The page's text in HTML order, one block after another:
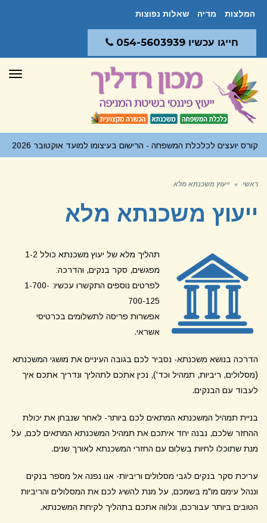
המלצות מדיה שאלות נפוצות
חייגו עכשיו 054-5603939
קורס יועצים לכלכלת המשפחה - הרישום בעיצומו למועד אוקטובר 2026
ראשי » ייעוץ משכנתא מלא
ייעוץ משכנתא מלא
תהליך מלא של יעוץ משכנתא כולל 1-2
מפגשים, סקר בנקים, והדרכה:
לפרטים נוספים התקשרו עכשיו: 1-700-
700-125
אפשרות פריסה לתשלומים בכרטיסי
אשראי.
הדרכה בנושא משכנתא- נסביר לכם בגובה העיניים את מושגי המשכנתא
(מסלולים, ריביות, תמהיל וכד'), נכין אתכם לתהליך ונדריך אתכם איך
לעבוד עם הבנקים.
בניית תמהיל המשכנתא המתאים לכם ביותר- לאחר שנבחן את יכולת
ההחזר שלכם, נבנה יחד איתכם את תמהיל המשכנתא המתאים לכם, על
מנת שתוכלו לחיות בשלום עם החזרי המשכנתא לאורך שנים.
עריכת סקר בנקים לגבי מסלולים וריביות- אנו נפנה אל מספר בנקים
וננהל עימם מו"מ בשמכם, על מנת להשיג לכם את המסלולים והריביות
הטובים ביותר עבורכם, ונלווה אתכם בתהליך לקיחת המשכנתא.